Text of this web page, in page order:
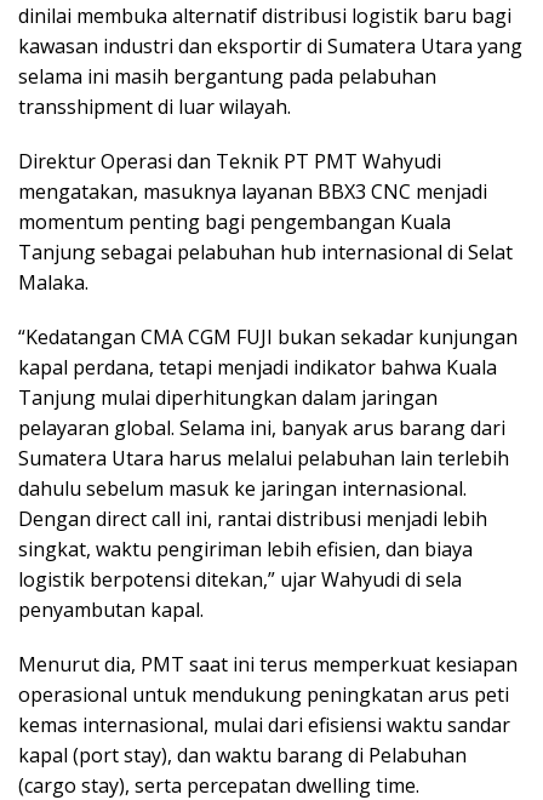
dinilai membuka alternatif distribusi logistik baru bagi
kawasan industri dan eksportir di Sumatera Utara yang
selama ini masih bergantung pada pelabuhan
transshipment di luar wilayah.
Direktur Operasi dan Teknik PT PMT Wahyudi
mengatakan, masuknya layanan BBX3 CNC menjadi
momentum penting bagi pengembangan Kuala
Tanjung sebagai pelabuhan hub internasional di Selat
Malaka.
“Kedatangan CMA CGM FUJI bukan sekadar kunjungan
kapal perdana, tetapi menjadi indikator bahwa Kuala
Tanjung mulai diperhitungkan dalam jaringan
pelayaran global. Selama ini, banyak arus barang dari
Sumatera Utara harus melalui pelabuhan lain terlebih
dahulu sebelum masuk ke jaringan internasional.
Dengan direct call ini, rantai distribusi menjadi lebih
singkat, waktu pengiriman lebih efisien, dan biaya
logistik berpotensi ditekan,” ujar Wahyudi di sela
penyambutan kapal.
Menurut dia, PMT saat ini terus memperkuat kesiapan
operasional untuk mendukung peningkatan arus peti
kemas internasional, mulai dari efisiensi waktu sandar
kapal (port stay), dan waktu barang di Pelabuhan
(cargo stay), serta percepatan dwelling time.